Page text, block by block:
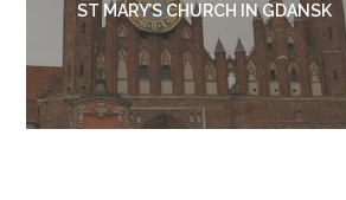
ST MARY’S CHURCH IN GDANSK